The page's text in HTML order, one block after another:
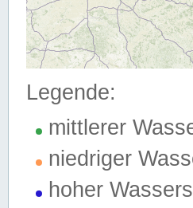
Legende:
mittlerer
niedriger
hoher